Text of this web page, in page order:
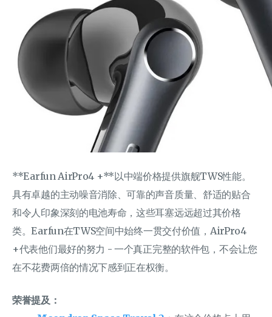
**Earfun AirPro4 +**以中端价格提供旗舰TWS性能。
具有卓越的主动噪音消除、可靠的声音质量、舒适的贴合
和令人印象深刻的电池寿命，这些耳塞远远超过其价格
类。Earfun在TWS空间中始终一贯交付价值，AirPro4
+代表他们最好的努力 - 一个真正完整的软件包，不会让您
在不花费两倍的情况下感到正在权衡。
荣誉提及：